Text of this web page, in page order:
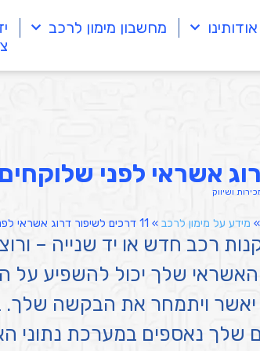
אודותינו מחשבון מימון לרכב
אשראי לפני
ושיווק
» מידע על מימון לרכב » 11 דרכים לשיפור דרוג אשראי לפני קניית רכב
רכב חדש או יד שנייה –
האשראי שלך יכול להשפיע על
יאשר ויתמחר את הבקשה שלך.
שלך נאספים במערכת נתוני